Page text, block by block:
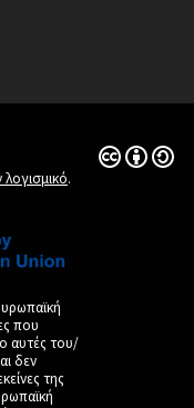
στο Facebook
Portal στο YouTube
.
Άδεια
(Εξωτερική
που
αυτές του/
δεν
της